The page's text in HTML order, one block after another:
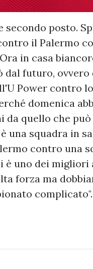
posto.
il Palermo
in casa
dal futuro,
Power contro
domenica
quello che
una squadra in
contro una
è uno dei
forza ma
complicato".